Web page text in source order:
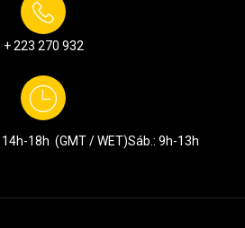
+ 223 270 932
18h (GMT / WET)Sáb.: 9h-13h